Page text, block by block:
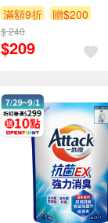
滿額9折
贈$200
$ 240
$209